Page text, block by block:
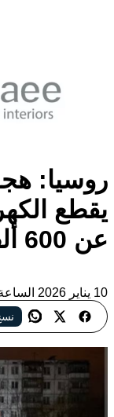
روسيا:
يقطع
عن 600 ألف شخص في بيلغورود
10 يناير 2026 الساعة 4:53